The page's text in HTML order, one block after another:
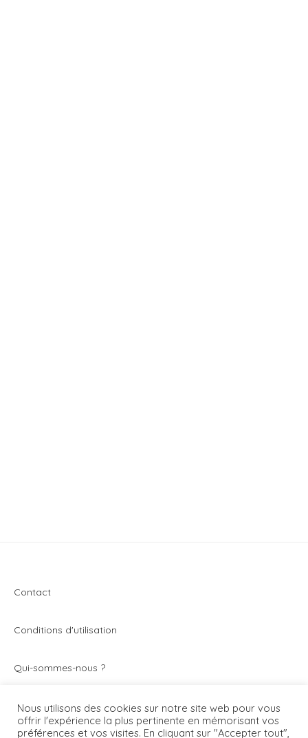
Contact
Conditions d'utilisation
Qui-sommes-nous ?
Vivez toute l’actualité du secteur de la montre et de
l’horlogerie avec Montrezine.com. Le blog - magazine
Nous utilisons des cookies sur notre site web pour vous
offrir l'expérience la plus pertinente en mémorisant vos
préférences et vos visites. En cliquant sur "Accepter tout",